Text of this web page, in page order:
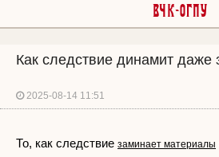
ВЧК-ОГПУ
Как следствие динамит даже
2025-08-14 11:51
То, как следствие заминает материалы